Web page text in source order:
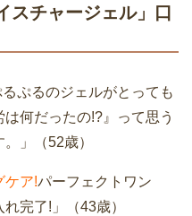
スチャージェル」口
るぷるのジェルがとっても
何だったの!?』って思う
」（52歳）
ケア!パーフェクトワン
完了!」（43歳）